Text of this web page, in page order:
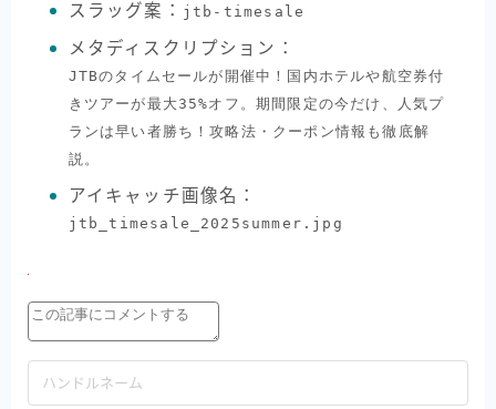
スラッグ案： jtb-timesale
メタディスクリプション：
JTBのタイムセールが開催中！国内ホテルや航空券付
きツアーが最大35%オフ。期間限定の今だけ、人気プ
ランは早い者勝ち！攻略法・クーポン情報も徹底解
説。
アイキャッチ画像名：
jtb_timesale_2025summer.jpg